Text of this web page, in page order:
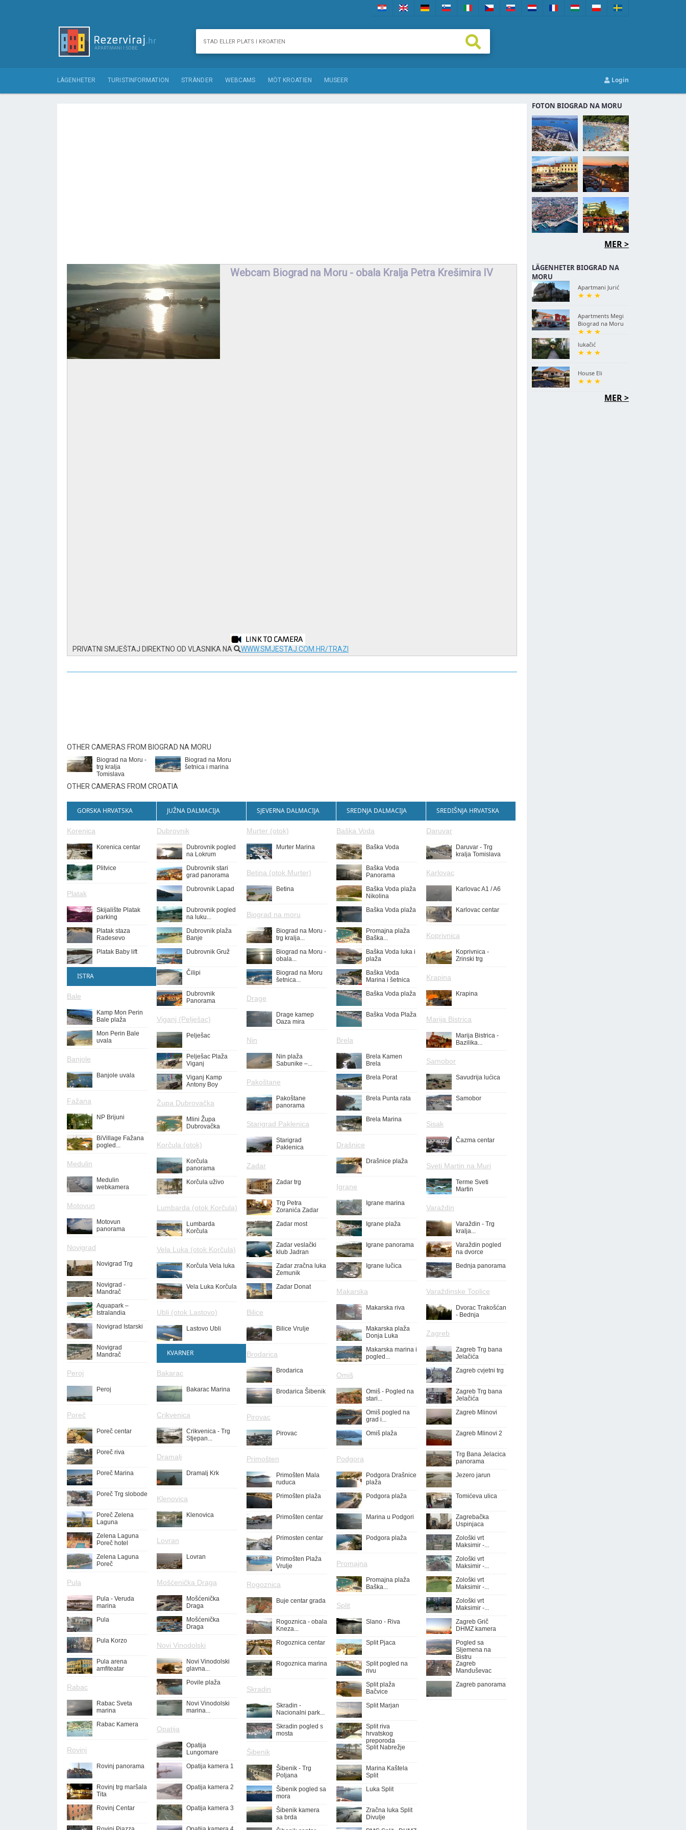
LÄGENHETER TURISTINFORMATION STRÄNDER WEBCAMS MÖT KROATIEN MUSEER Login
Webcam Biograd na Moru - obala Kralja Petra Krešimira IV
PRIVATNI SMJEŠTAJ DIREKTNO OD VLASNIKA NA WWW.SMJESTAJ.COM.HR/TRAZI
OTHER CAMERAS FROM BIOGRAD NA MORU
Biograd na Moru -
trg kralja
Tomislava
Biograd na Moru
šetnica i marina
OTHER CAMERAS FROM CROATIA
GORSKA HRVATSKA
Korenica
Korenica centar
Plitvice
Platak
Skijalište Platak
parking
Platak staza
Radesevo
Platak Baby lift
ISTRA
Bale
Kamp Mon Perin
Bale plaža
Mon Perin Bale
uvala
Banjole
Banjole uvala
Fažana
NP Brijuni
BiVillage Fažana
pogled...
Medulin
Medulin
webkamera
Motovun
Motovun
panorama
Novigrad
Novigrad Trg
Novigrad -
Mandrač
Aquapark –
Istralandia
Novigrad Istarski
Novigrad
Mandrač
Peroj
Peroj
Poreč
Poreč centar
Poreč riva
Poreč Marina
Poreč Trg slobode
Poreč Zelena
Laguna
Zelena Laguna
Poreč hotel
Zelena Laguna
Poreč
Pula
Pula - Veruda
marina
Pula
Pula Korzo
Pula arena
amfiteatar
Rabac
Rabac Sveta
marina
Rabac Kamera
Rovinj
Rovinj panorama
Rovinj trg maršala
Tita
Rovinj Centar
JUŽNA DALMACIJA
Dubrovnik
Dubrovnik pogled
na Lokrum
Dubrovnik stari
grad panorama
Dubrovnik Lapad
Dubrovnik pogled
na luku...
Dubrovnik plaža
Banje
Dubrovnik Gruž
Čilipi
Dubrovnik
Panorama
Viganj (Pelješac)
Pelješac
Pelješac Plaža
Viganj
Viganj Kamp
Antony Boy
Župa Dubrovačka
Mlini Župa
Dubrovačka
Korčula (otok)
Korčula
panorama
Korčula uživo
Lumbarda (otok Korčula)
Lumbarda
Korčula
Vela Luka (otok Korčula)
Korčula Vela luka
Vela Luka Korčula
Ubli (otok Lastovo)
Lastovo Ubli
KVARNER
Bakarac
Bakarac Marina
Crikvenica
Crikvenica - Trg
Stjepan...
Dramalj
Dramalj Krk
Klenovica
Klenovica
Lovran
Lovran
Mošćenička Draga
Mošćenička
Draga
Mošćenička
Draga
Novi Vinodolski
Novi Vinodolski
glavna...
Povile plaža
Novi Vinodolski
marina...
Opatija
Opatija
Lungomare
Opatija kamera 1
Opatija kamera 2
Opatija kamera 3
SJEVERNA DALMACIJA
Murter (otok)
Murter Marina
Betina (otok Murter)
Betina
Biograd na moru
Biograd na Moru -
trg kralja...
Biograd na Moru -
obala...
Biograd na Moru
šetnica...
Drage
Drage kamep
Oaza mira
Nin
Nin plaža
Sabunike –...
Pakoštane
Pakoštane
panorama
Starigrad Paklenica
Starigrad
Paklenica
Zadar
Zadar trg
Trg Petra
Zoranića Zadar
Zadar most
Zadar veslački
klub Jadran
Zadar zračna luka
Zemunik
Zadar Donat
Bilice
Bilice Vrulje
Brodarica
Brodarica
Brodarica Šibenik
Pirovac
Pirovac
Primošten
Primošten Mala
ruduca
Primošten plaža
Primošten centar
Primosten centar
Primošten Plaža
Vrulje
Rogoznica
Buje centar grada
Rogoznica - obala
Kneza...
Rogoznica centar
Rogoznica marina
Skradin
Skradin -
Nacionalni park...
Skradin pogled s
mosta
Šibenik
Šibenik - Trg
Poljana
Šibenik pogled sa
mora
Šibenik kamera
sa brda
SREDNJA DALMACIJA
Baška Voda
Baška Voda
Baška Voda
Panorama
Baška Voda plaža
Nikolina
Baška Voda plaža
Promajna plaža
Baška...
Baška Voda luka i
plaža
Baška Voda
Marina i šetnica
Baška Voda plaža
Baška Voda Plaža
Brela
Brela Kamen
Brela
Brela Porat
Brela Punta rata
Brela Marina
Drašnice
Drašnice plaža
Igrane
Igrane marina
Igrane plaža
Igrane panorama
Igrane lučica
Makarska
Makarska riva
Makarska plaža
Donja Luka
Makarska marina i
pogled...
Omiš
Omiš - Pogled na
stari...
Omiš pogled na
grad i...
Omiš plaža
Podgora
Podgora Drašnice
plaža
Podgora plaža
Marina u Podgori
Podgora plaža
Promajna
Promajna plaža
Baška...
Split
Slano - Riva
Split Pjaca
Split pogled na
rivu
Split plaža
Bačvice
Split Marjan
Split riva
hrvatskog
preporoda
Split Nabrežje
Marina Kaštela
Split
Luka Split
Zračna luka Split
Divulje
SREDIŠNJA HRVATSKA
Daruvar
Daruvar - Trg
kralja Tomislava
Karlovac
Karlovac A1 / A6
Karlovac centar
Koprivnica
Koprivnica -
Zrinski trg
Krapina
Krapina
Marija Bistrica
Marija Bistrica -
Bazilika...
Samobor
Savudrija lućica
Samobor
Sisak
Čazma centar
Sveti Martin na Muri
Terme Sveti
Martin
Varaždin
Varaždin - Trg
kralja...
Varaždin pogled
na dvorce
Bednja panorama
Varaždinske Toplice
Dvorac Trakošćan
- Bednja
Zagreb
Zagreb Trg bana
Jelačića
Zagreb cvjetni trg
Zagreb Trg bana
Jelačića
Zagreb Mlinovi
Zagreb Mlinovi 2
Trg Bana Jelacica
panorama
Jezero jarun
Tomićeva ulica
Zagrebačka
Uspinjaca
Zološki vrt
Maksimir -...
Zološki vrt
Maksimir -...
Zološki vrt
Maksimir -...
Zološki vrt
Maksimir -...
Zagreb Grič
DHMZ kamera
Pogled sa
Sljemena na
Bistru
Zagreb
Manduševac
Zagreb panorama
FOTON BIOGRAD NA MORU
MER >
LÄGENHETER BIOGRAD NA
MORU
Apartmani Jurić
Apartments Megi
Biograd na Moru
lukačić
House Eli
MER >